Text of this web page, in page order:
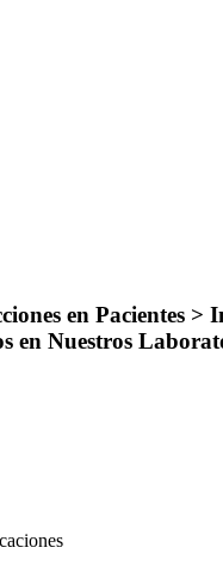
en Pacientes >
Nuestros